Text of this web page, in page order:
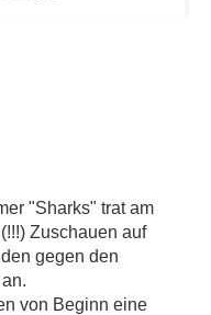
"Sharks" trat am
Zuschauen auf
gegen den
von Beginn eine